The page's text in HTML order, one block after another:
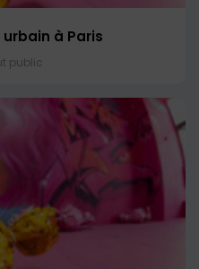
urbain à Paris
public